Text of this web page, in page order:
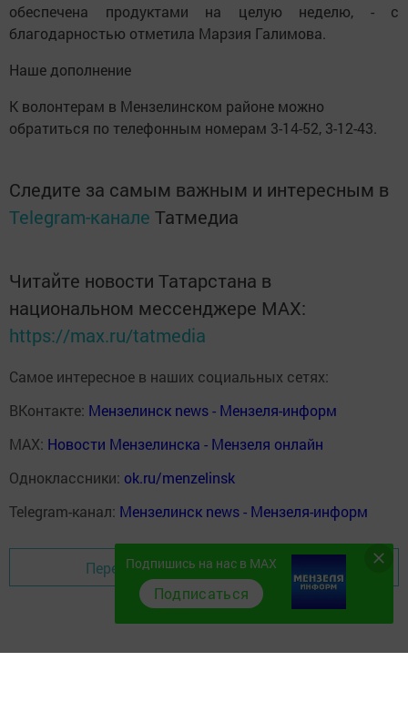
обеспечена продуктами на целую неделю, - с
благодарностью отметила Марзия Галимова.
Наше дополнение
К волонтерам в Мензелинском районе можно
обратиться по телефонным номерам 3-14-52, 3-12-43.
Следите за самым важным и интересным в
Telegram-канале Татмедиа
Читайте новости Татарстана в
национальном мессенджере MАХ:
https://max.ru/tatmedia
Самое интересное в наших социальных сетях:
ВКонтакте: Мензелинск news - Мензеля-информ
MAX: Новости Мензелинска - Мензеля онлайн
Одноклассники: ok.ru/menzelinsk
Telegram-канал: Мензелинск news - Мензеля-информ
Перейти на страницу новости
Подпишись на нас в MAX
Подписаться